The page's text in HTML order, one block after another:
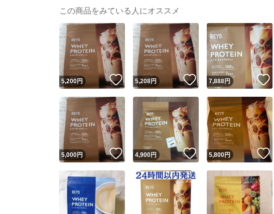
この商品をみている人にオススメ
5,200円 いいね！
5,208円 いいね！
7,888円
5,000円 いいね！
4,900円 いいね！
5,800円